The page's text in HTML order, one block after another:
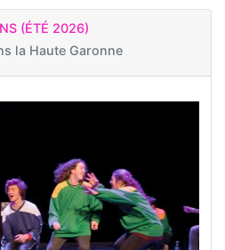
(ÉTÉ 2026)
la Haute Garonne